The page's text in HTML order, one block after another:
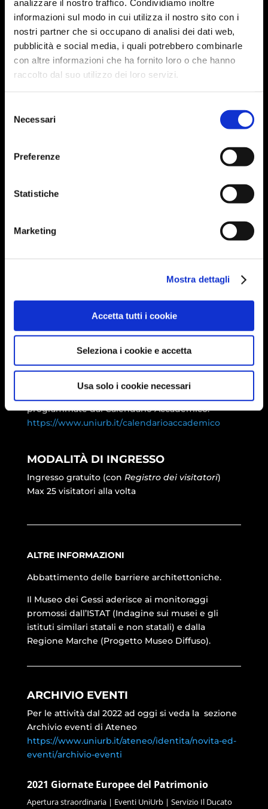
analizzare il nostro traffico. Condividiamo inoltre
informazioni sul modo in cui utilizza il nostro sito con i
nostri partner che si occupano di analisi dei dati web,
pubblicità e social media, i quali potrebbero combinarle
con altre informazioni che ha fornito loro o che hanno
raccolto dal suo utilizzo dei loro servizi.
delNecessari
Preferenze
Statistiche
Marketing
Mostra dettagli
Accetta tutti i cookie
Seleziona i cookie e accetta
Usa solo i cookie necessari
Palazzo Albani
CONTATTI
ORARI DI APERTURA
Sabato ore 9:30-12.30
programmate dal Calendario Accademico:
https://www.uniurb.it/calendarioaccademico
MODALITÀ DI INGRESSO
Ingresso gratuito (con Registro dei visitatori)
Max 25 visitatori alla volta
ALTRE INFORMAZIONI
Abbattimento delle barriere architettoniche.
Il Museo dei Gessi aderisce ai monitoraggi
promossi dall’ISTAT (Indagine sui musei e gli
istituti similari statali e non statali) e dalla
Regione Marche (Progetto Museo Diffuso).
ARCHIVIO EVENTI
Per le attività dal 2022 ad oggi si veda la sezione
Archivio eventi di Ateneo
https://www.uniurb.it/ateneo/identita/novita-ed-
eventi/archivio-eventi
2021 Giornate Europee del Patrimonio
Apertura straordinaria | Eventi UniUrb | Servizio Il Ducato